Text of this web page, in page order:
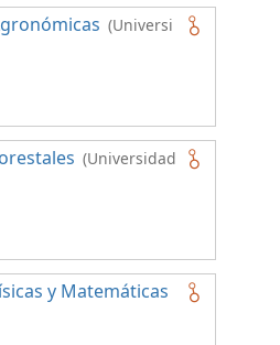
(Universi
(Universidad
y Matemáticas